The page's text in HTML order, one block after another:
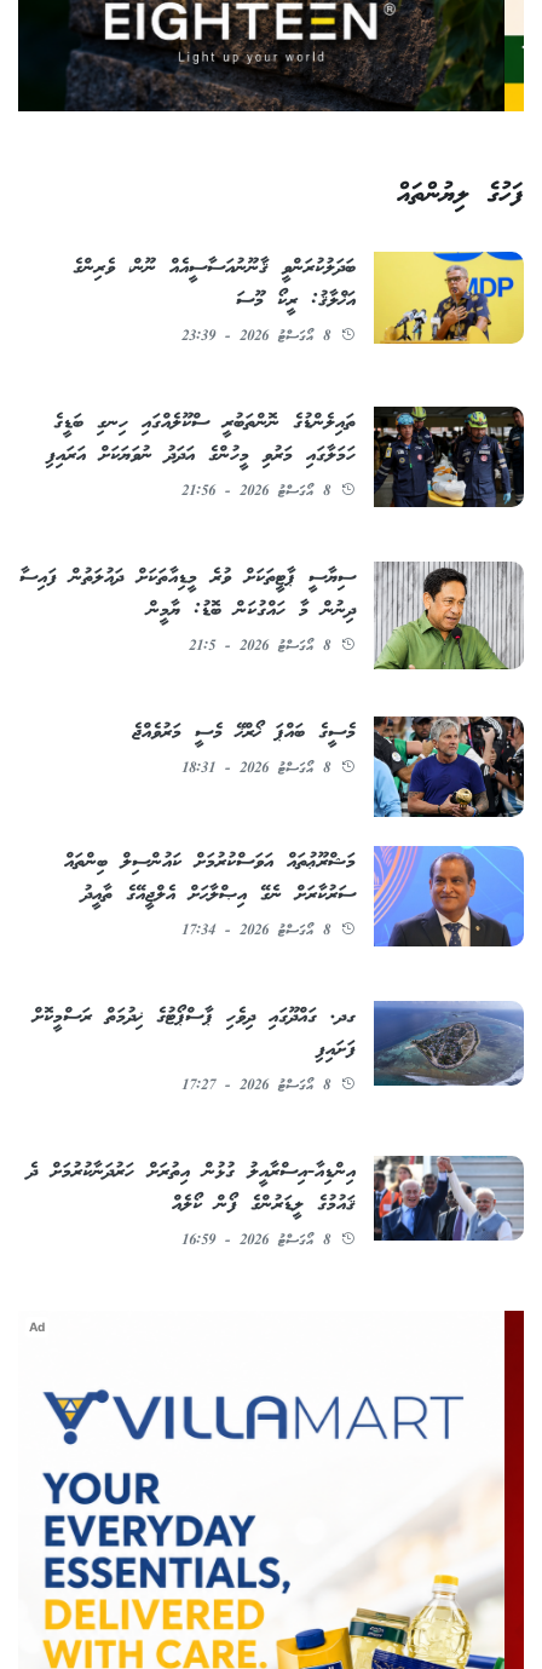
ފަހުގެ ލިޔުންތައް
ބަދަލުކުރަންވީ ޤާނޫނުއަސާސީއެއް ނޫން، ވެރިންގެ
އަޚްލާޤު: ރީކޯ މޫސަ
8 އޯގަސްޓު 2026 - 23:39
ތައިލެންޑުގެ ނޮންތަބުރީ ސްކޫލެއްގައި ހިނގި ބަޑީގެ
ހަމަލާގައި މަރުވި މީހުންގެ އަދަދު ނުވަޔަކަށް އަރައިފި
8 އޯގަސްޓު 2026 - 21:56
ސިޔާސީ ޕާޓީތަކަށް ވުރެ މީޑިއާތަކަށް ދައުލަތުން ފައިސާ
ދިނުން މާ ހައްގުކަން ބޮޑު: ޔާމީން
8 އޯގަސްޓު 2026 - 21:5
މެސީގެ ބައްޕަ ޚޯރްޚޭ މެސީ މަރުވެއްޖެ
8 އޯގަސްޓު 2026 - 18:31
މަޝްރޫޢުތައް އަވަސްކުރުމަށް ކައުންސިލް ބިންތައް
ސަރުކާރަށް ނެގޭ އިޞްލާޙަށް އެލްޖީއޭގެ ތާއީދު
8 އޯގަސްޓު 2026 - 17:34
ގދ. ގައްދޫގައި ދިވެހި ޕާސްޕޯޓުގެ ޚިދުމަތް ރަސްމީކޮށް
ފަށައިފި
8 އޯގަސްޓު 2026 - 17:27
އިންޑިއާ-އިސްރާއީލު ގުޅުން އިތުރަށް ހަރުދަނާކުރުމަށް ދެ
ޤައުމުގެ ލީޑަރުންގެ ފޯން ކޯލެއް
8 އޯގަސްޓު 2026 - 16:59
Ad